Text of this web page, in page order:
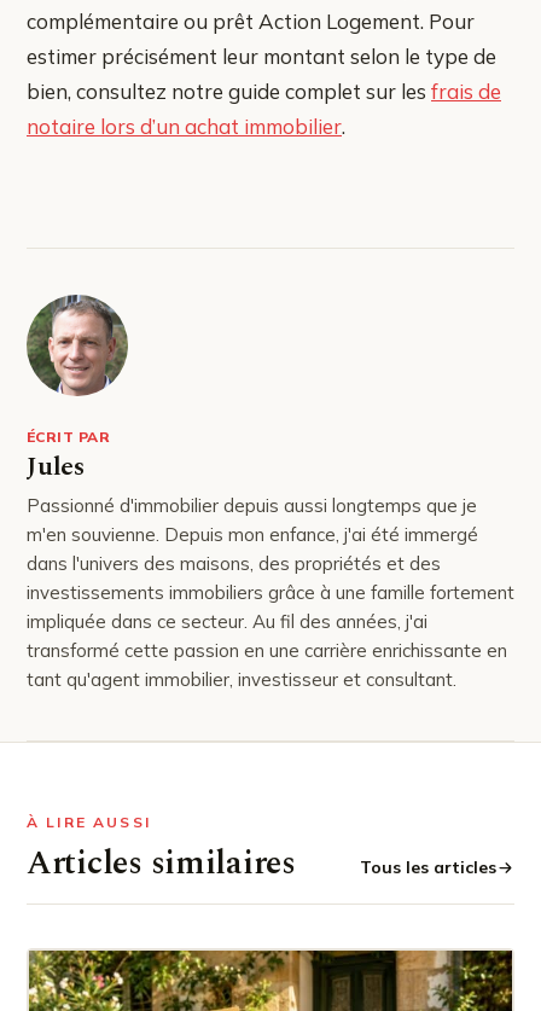
complémentaire ou prêt Action Logement. Pour
estimer précisément leur montant selon le type de
bien, consultez notre guide complet sur les frais de
notaire lors d’un achat immobilier.
ÉCRIT PAR
Jules
Passionné d'immobilier depuis aussi longtemps que je
m'en souvienne. Depuis mon enfance, j'ai été immergé
dans l'univers des maisons, des propriétés et des
investissements immobiliers grâce à une famille fortement
impliquée dans ce secteur. Au fil des années, j'ai
transformé cette passion en une carrière enrichissante en
tant qu'agent immobilier, investisseur et consultant.
À LIRE AUSSI
Articles similaires Tous les articles